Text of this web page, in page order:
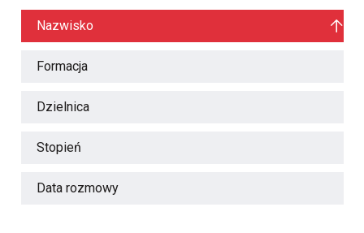
Nazwisko
Formacja
Dzielnica
Stopień
Data rozmowy